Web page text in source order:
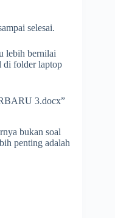
selesai.
lebih bernilai
di folder laptop
3.docx”
bukan soal
penting adalah